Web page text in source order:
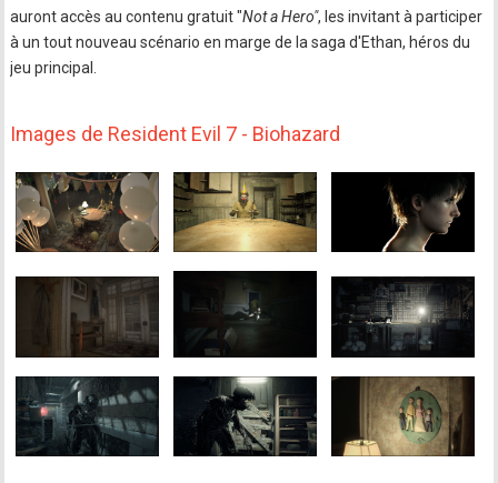
auront accès au contenu gratuit "Not a Hero", les invitant à participer
à un tout nouveau scénario en marge de la saga d'Ethan, héros du
jeu principal.
Images de Resident Evil 7 - Biohazard